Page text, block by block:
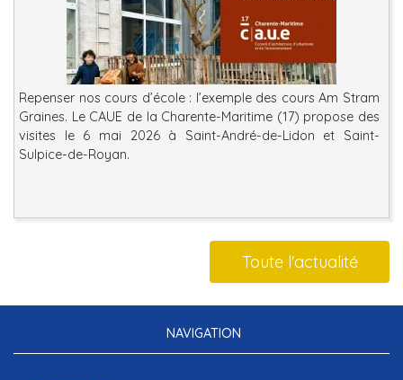
Repenser nos cours d’école : l’exemple des cours Am Stram
Graines. Le CAUE de la Charente-Maritime (17) propose des
visites le 6 mai 2026 à Saint-André-de-Lidon et Saint-
Sulpice-de-Royan.
Toute l'actualité
NAVIGATION